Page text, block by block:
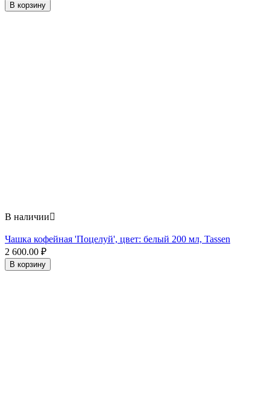
В корзину
В наличии
Чашка кофейная 'Поцелуй', цвет: белый 200 мл, Tassen
2 600.00 ₽
В корзину